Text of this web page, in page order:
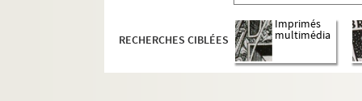
RECHERCHES CIBLÉES
Imprimés
multimédia